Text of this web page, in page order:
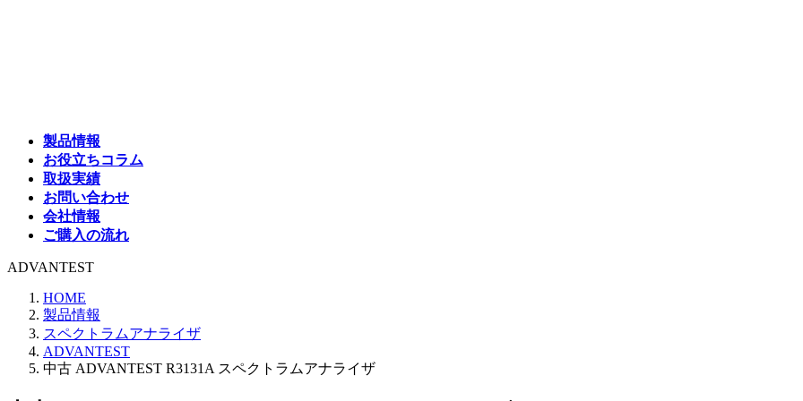
製品情報
お役立ちコラム
取扱実績
お問い合わせ
会社情報
ご購入の流れ
ADVANTEST
HOME
製品情報
スペクトラムアナライザ
ADVANTEST
中古 ADVANTEST R3131A スペクトラムアナライザ